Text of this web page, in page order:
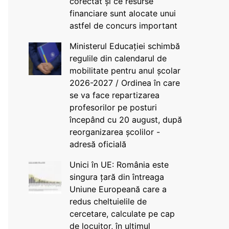
financiare sunt alocate unui
astfel de concurs important
Ministerul Educației schimbă
regulile din calendarul de
mobilitate pentru anul școlar
2026-2027 / Ordinea în care
se va face repartizarea
profesorilor pe posturi
începând cu 20 august, după
reorganizarea școlilor -
adresă oficială
Unici în UE: România este
singura țară din întreaga
Uniune Europeană care a
redus cheltuielile de
cercetare, calculate pe cap
de locuitor, în ultimul